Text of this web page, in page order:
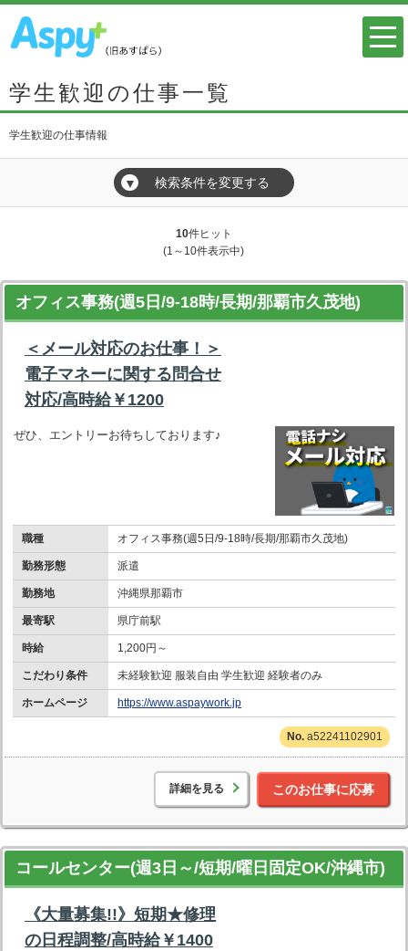
学生歓迎の仕事一覧
学生歓迎の仕事情報
▼ 検索条件を変更する
10件ヒット
(1～10件表示中)
オフィス事務(週5日/9-18時/長期/那覇市久茂地)
＜メール対応のお仕事！＞
電子マネーに関する問合せ
対応/高時給￥1200
ぜひ、エントリーお待ちしております♪
職種 オフィス事務(週5日/9-18時/長期/那覇市久茂地)
勤務形態 派遣
勤務地 沖縄県那覇市
最寄駅 県庁前駅
時給 1,200円～
こだわり条件 未経験歓迎 服装自由 学生歓迎 経験者のみ
ホームページ https://www.aspaywork.jp
a52241102901
詳細を見る このお仕事に応募
コールセンター(週3日～/短期/曜日固定OK/沖縄市)
《大量募集!!》短期★修理
の日程調整/高時給￥1400